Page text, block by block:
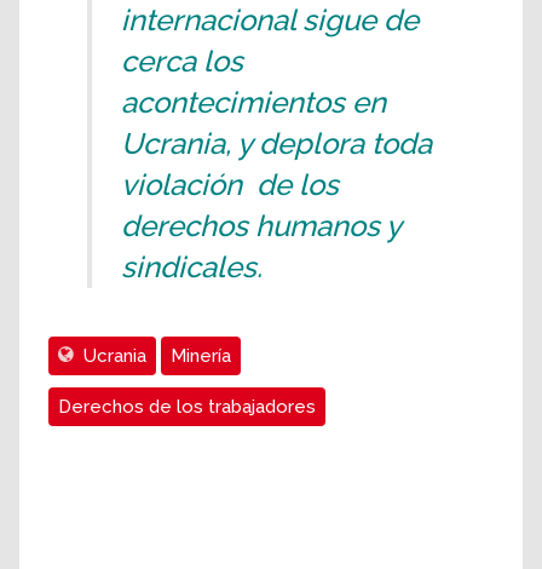
internacional sigue de
cerca los
acontecimientos en
Ucrania, y deplora toda
violación de los
derechos humanos y
sindicales.
Ucrania Minería
Derechos de los trabajadores